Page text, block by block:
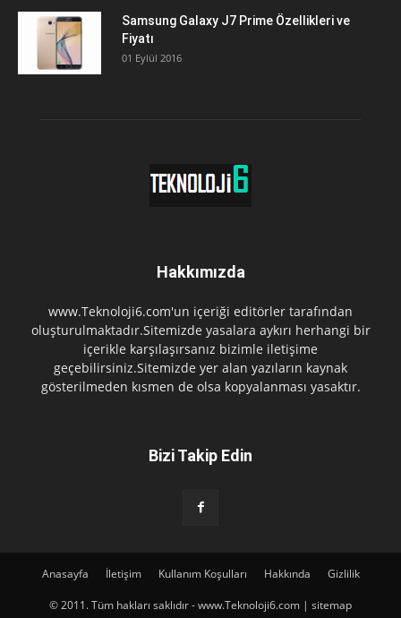
Samsung Galaxy J7 Prime Özellikleri ve
Fiyatı
01 Eylül 2016
Hakkımızda
www.Teknoloji6.com'un içeriği editörler tarafından
oluşturulmaktadır.Sitemizde yasalara aykırı herhangi bir
içerikle karşılaşırsanız bizimle iletişime
geçebilirsiniz.Sitemizde yer alan yazıların kaynak
gösterilmeden kısmen de olsa kopyalanması yasaktır.
Bizi Takip Edin
Anasayfa İletişim Kullanım Koşulları Hakkında Gizlilik
© 2011. Tüm hakları saklıdır - www.Teknoloji6.com | sitemap